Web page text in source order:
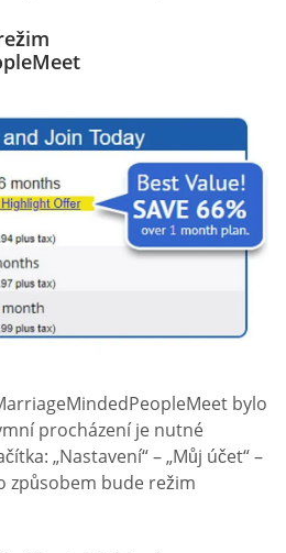
bylo
procházení je nutné
„Nastavení“ – „Můj účet“ –
způsobem bude režim